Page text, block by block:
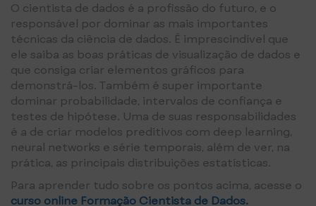
O cientista de dados é a profissão do futuro, e o
responsável por dominar as mais importantes
técnicas da ciência de dados. É imprescindível que
ele saiba as boas práticas de visualização de dados e
que consiga criar elementos gráficos para
demonstrá-los. Também é super importante
dominar probabilidade, intervalos de confiança e
testes de hipótese. Uma de suas responsabilidades
é a de criar modelos preditivos com deep learning,
neural networks e série temporais, além de ver, na
prática, as principais distribuições estatísticas.
Para aprender tudo sobre os pontos acima, acesse o
curso online Formação Cientista de Dados.